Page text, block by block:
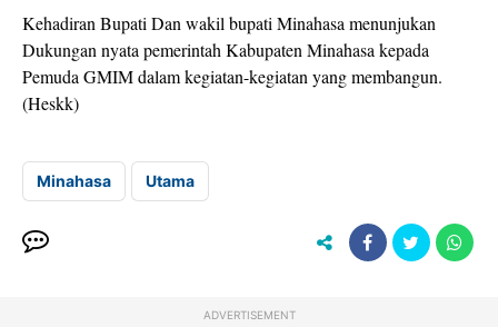
Kehadiran Bupati Dan wakil bupati Minahasa menunjukan
Dukungan nyata pemerintah Kabupaten Minahasa kepada
Pemuda GMIM dalam kegiatan-kegiatan yang membangun.
(Heskk)
Minahasa Utama
ADVERTISEMENT